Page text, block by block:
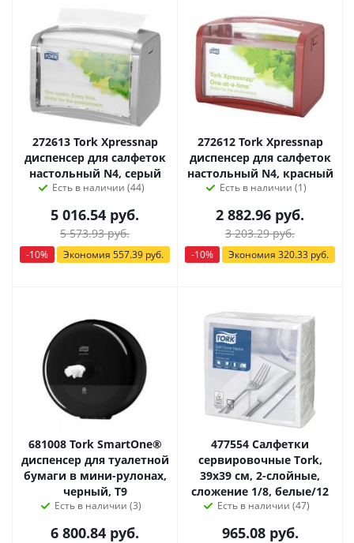
272613 Tork Xpressnap
диспенсер для салфеток
настольный N4, серый
Есть в наличии (44)
5 016.54 руб.
5 573.93руб.
-10% Экономия 557.39 руб.
272612 Tork Xpressnap
диспенсер для салфеток
настольный N4, красный
Есть в наличии (1)
2 882.96 руб.
3 203.29руб.
-10% Экономия 320.33 руб.
681008 Tork SmartOne®
диспенсер для туалетной
бумаги в мини-рулонах,
черный, Т9
Есть в наличии (3)
6 800.84 руб.
477554 Салфетки
сервировочные Тork,
39х39 см, 2-слойные,
сложение 1/8, белые/12
Есть в наличии (47)
965.08руб.